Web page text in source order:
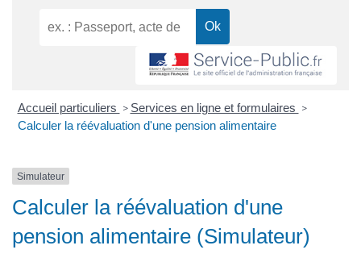
Accueil particuliers > Services en ligne et formulaires >
Calculer la réévaluation d'une pension alimentaire
Simulateur
Calculer la réévaluation d'une
pension alimentaire (Simulateur)